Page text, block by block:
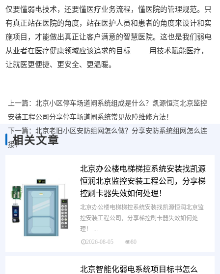
仅要懂弱电技术，还要懂医疗业务流程，懂医院的管理规范。只
有真正站在医院的角度，站在医护人员和患者的角度来设计和实
施项目，才能做出真正让客户满意的智慧医院。这也是我们弱电
从业者在医疗健康领域应该追求的目标 —— 用技术赋能医疗，
让就医更便捷、更安全、更温暖。
上一篇： 北京小区停车场道闸系统组成是什么？凯源恒润北京监控
安装工程公司分享停车场道闸系统常见故障维修方法！
下一篇： 北京老旧小区安防组网怎么做？分享安防系统组网怎么连
接！
相关文章
北京办公楼电梯梯控系统安装找凯源
恒润北京监控安装工程公司，分享梯
控刷卡器失效如何处理！
北京办公楼电梯梯控系统安装找凯源恒润北京监
控安装工程公司，分享梯控刷卡器失效如何处
理！ ...
2026-08-05 80
北京智能化弱电系统项目标书怎么